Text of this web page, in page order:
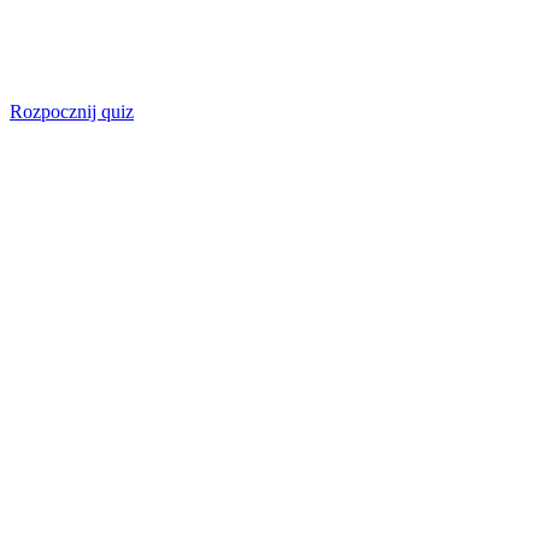
Rozpocznij quiz